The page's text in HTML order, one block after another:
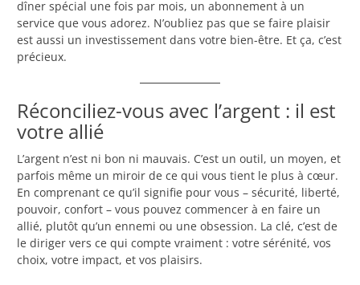
dîner spécial une fois par mois, un abonnement à un
service que vous adorez. N’oubliez pas que se faire plaisir
est aussi un investissement dans votre bien-être. Et ça, c’est
précieux.
Réconciliez-vous avec l’argent : il est
votre allié
L’argent n’est ni bon ni mauvais. C’est un outil, un moyen, et
parfois même un miroir de ce qui vous tient le plus à cœur.
En comprenant ce qu’il signifie pour vous – sécurité, liberté,
pouvoir, confort – vous pouvez commencer à en faire un
allié, plutôt qu’un ennemi ou une obsession. La clé, c’est de
le diriger vers ce qui compte vraiment : votre sérénité, vos
choix, votre impact, et vos plaisirs.